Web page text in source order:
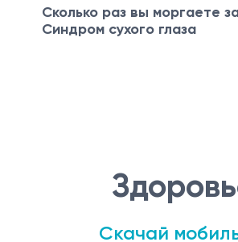
Сколько раз вы моргаете
Синдром сухого глаза
Скачай